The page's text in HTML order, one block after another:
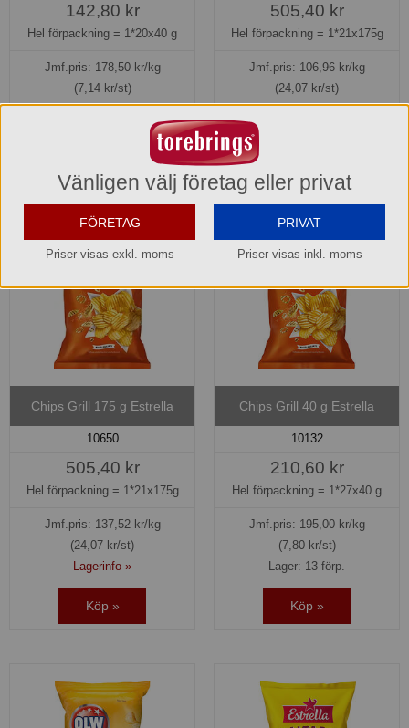
142,80 kr
Hel förpackning = 1*20x40 g
Jmf.pris: 178,50kr/kg
(7,14 kr/st)
Lager: 10 förp.
505,40 kr
Hel förpackning = 1*21x175g
Jmf.pris: 106,96kr/kg
(24,07 kr/st)
Lagerinfo »
Chips Grill 175 g Estrella
10650
505,40 kr
Hel förpackning = 1*21x175g
Jmf.pris: 137,52kr/kg
(24,07 kr/st)
Lagerinfo »
Köp »
Chips Grill 40 g Estrella
10132
210,60 kr
Hel förpackning = 1*27x40 g
Jmf.pris: 195,00kr/kg
(7,80 kr/st)
Lager: 13 förp.
Köp »
Vänligen välj företag eller privat
FÖRETAG
Priser visas exkl. moms
PRIVAT
Priser visas inkl. moms